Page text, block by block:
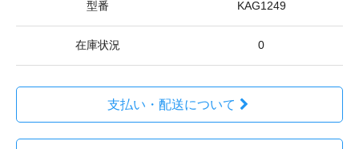
型番 KAG1249
在庫状況 0
支払い・配送について